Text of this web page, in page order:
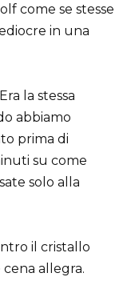
come se stesse
in una
la stessa
abbiamo
prima di
su come
solo alla
il cristallo
allegra.